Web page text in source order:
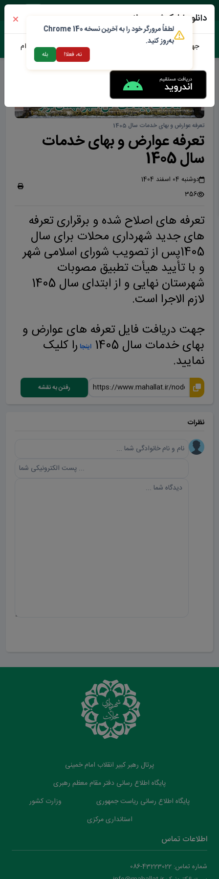
تعرفه عوارض و بهای خدمات سال 1405
تعرفه عوارض و بهای خدمات
سال 1405
دوشنبه 04 اسفند 1404
356
تعرفه های اصلاح شده و برقراری تعرفه
های جدید شهرداری محلات برای سال
1405پس از تصویب شورای اسلامی شهر
و با تأیید هیأت تطبیق مصوبات
شهرستان نهایی و از ابتدای سال 1405
لازم الاجرا است.
جهت دریافت فایل تعرفه های عوارض و
بهای خدمات سال 1405
اینجا را کلیک
نمایید.
رفتن به نقشه
نظرات
پرتال رهبر کبیر انقلاب امام خمینی
پایگاه اطلاع رسانی دفتر مقام معظم رهبری
پایگاه اطلاع رسانی ریاست جمهوری
وزارت کشور
استانداری مرکزی
اطلاعات تماس
شماره تماس: 43223022-086
دانلود اپلیکیشن محلات من
جهت دانلود نرم افزار محلات من می توانید از طریق لینک زیر اقدام
لطفاً مرورگر خود را به آخرین نسخه Chrome 140
به‌روز کنید.
نه، فعلا! بله